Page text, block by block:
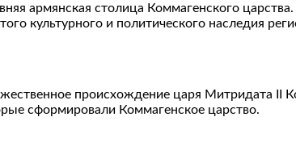
армянская столица Коммагенского
культурного и политического наследия
происхождение царя Митридата II
сформировали Коммагенское царство.